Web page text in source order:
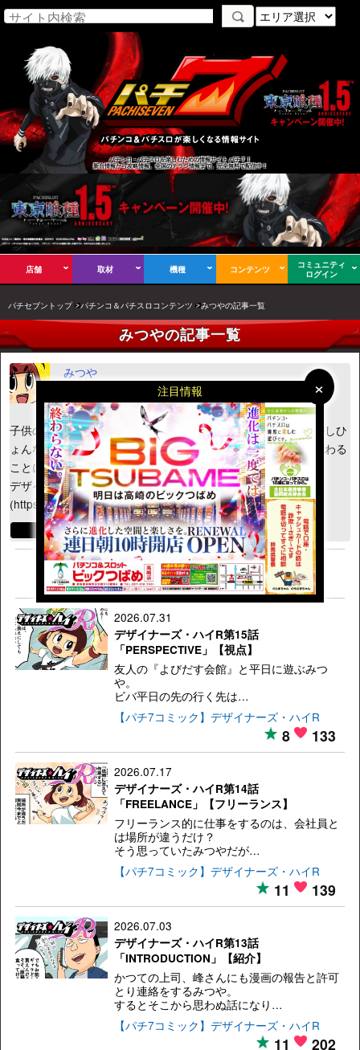
×
×
注目情報
パチンコ・パチスロを楽しむための情報サイト パチ７！
新台情報から攻略情報、全国のチラシ情報まで、完全無料で配信中！
店舗 取材 機種 コンテンツ
コミュニティ
ログイン
パチセブントップ パチンコ＆パチスロコンテンツ みつやの記事一覧
みつやの記事一覧
みつや
代表作：デザイナーズ・ハイ
子供の頃からアニメやゲームが大好きで制作会社に就職。しかしひ
ょんなことから、縁もゆかりもない『パチスロ』デザインに関わる
ことになったデザイナー兼イラストレーター兼漫画家。
デザイナーズ・ハイR連載中
(https://pachiseven.jp/articles/list_article/385#contents)
1 2 3 4 5
2026.07.31
デザイナーズ・ハイR第15話
「PERSPECTIVE」【視点】
友人の『よびだす会館』と平日に遊ぶみつ
や。
ビバ平日の先の行く先は…
【パチ7コミック】デザイナーズ・ハイR
8 133
2026.07.17
デザイナーズ・ハイR第14話
「FREELANCE」【フリーランス】
フリーランス的に仕事をするのは、会社員と
は場所が違うだけ？
そう思っていたみつやだが…
【パチ7コミック】デザイナーズ・ハイR
11 139
2026.07.03
デザイナーズ・ハイR第13話
「INTRODUCTION」【紹介】
かつての上司、峰さんにも漫画の報告と許可
とり連絡をするみつや。
するとそこから思わぬ話になり…
【パチ7コミック】デザイナーズ・ハイR
11 202